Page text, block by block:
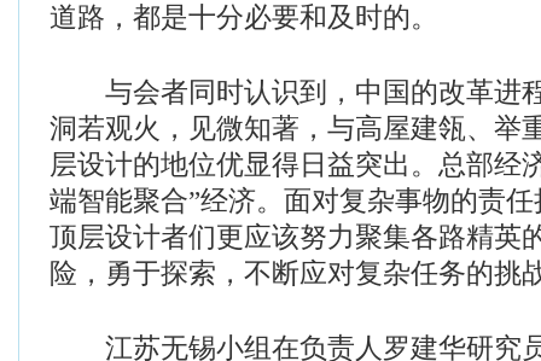
道路，都是十分必要和及时的。
与会者同时认识到，中国的改革进
洞若观火，见微知著，与高屋建瓴、举
层设计的地位优显得日益突出。总部经
端智能聚合”经济。面对复杂事物的责
顶层设计者们更应该努力聚集各路精英
险，勇于探索，不断应对复杂任务的挑
江苏无锡小组在负责人罗建华研究